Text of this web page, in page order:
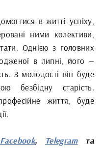
в житті успіху,
ними колективи,
Однією з головних
в липні, його —
З молодості він буде
безбідну старість.
життя, буде
, Telegram
та